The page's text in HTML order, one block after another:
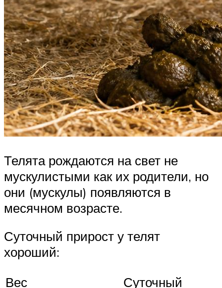
Телята рождаются на свет не
мускулистыми как их родители, но
они (мускулы) появляются в
месячном возрасте.
Суточный прирост у телят
хороший:
Вес
Суточный